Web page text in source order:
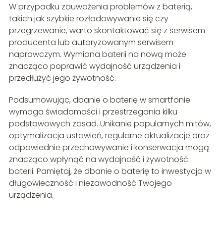
W przypadku zauważenia problemów z baterią,
takich jak szybkie rozładowywanie się czy
przegrzewanie, warto skontaktować się z serwisem
producenta lub autoryzowanym serwisem
naprawczym. Wymiana baterii na nową może
znacząco poprawić wydajność urządzenia i
przedłużyć jego żywotność.
Podsumowując, dbanie o baterię w smartfonie
wymaga świadomości i przestrzegania kilku
podstawowych zasad. Unikanie popularnych mitów,
optymalizacja ustawień, regularne aktualizacje oraz
odpowiednie przechowywanie i konserwacja mogą
znacząco wpłynąć na wydajność i żywotność
baterii. Pamiętaj, że dbanie o baterię to inwestycja w
długowieczność i niezawodność Twojego
urządzenia.